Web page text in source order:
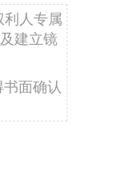
人专属
建立镜
书面确认